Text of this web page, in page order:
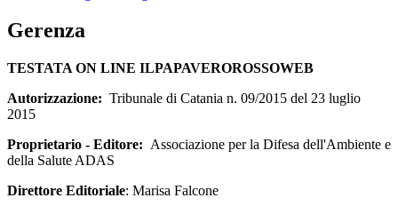
Gerenza
TESTATA ON LINE ILPAPAVEROROSSOWEB
Autorizzazione: Tribunale di Catania n. 09/2015 del 23 luglio
2015
Proprietario - Editore: Associazione per la Difesa dell'Ambiente e
della Salute ADAS
Direttore Editoriale: Marisa Falcone